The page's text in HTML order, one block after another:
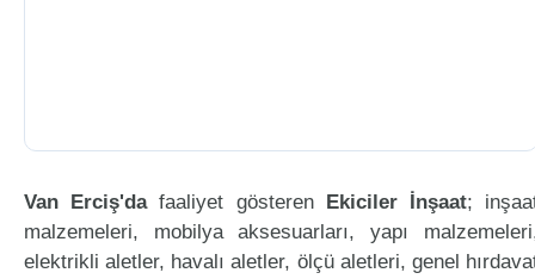
Van Erciş'dafaaliyet gösteren Ekiciler İnşaat;
malzemeleri, mobilya aksesuarları, yapı
elektrikli aletler, havalı aletler, ölçü aletleri, genel